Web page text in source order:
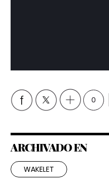
0
ARCHIVADO EN
WAKELET